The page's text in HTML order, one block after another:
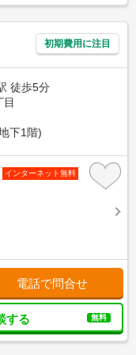
初期費用に注目
徒歩5分
下1階)
インターネット無料
電話で問合せ
する 無料